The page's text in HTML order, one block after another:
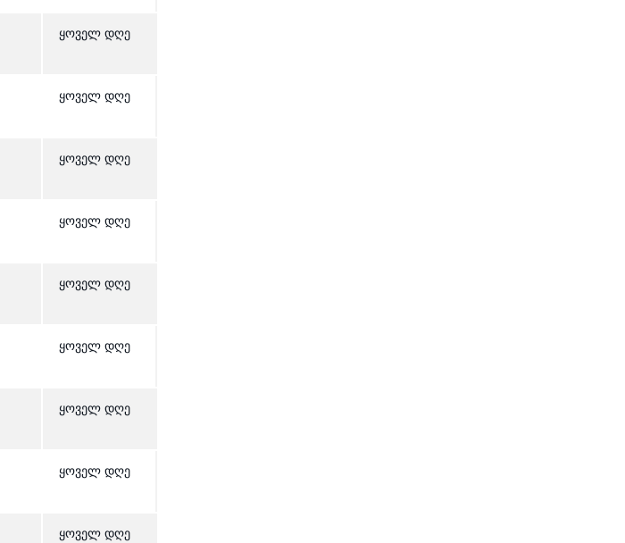
ყოველ დღე
ყოველ დღე
ყოველ დღე
ყოველ დღე
ყოველ დღე
ყოველ დღე
ყოველ დღე
ყოველ დღე
ყოველ დღე